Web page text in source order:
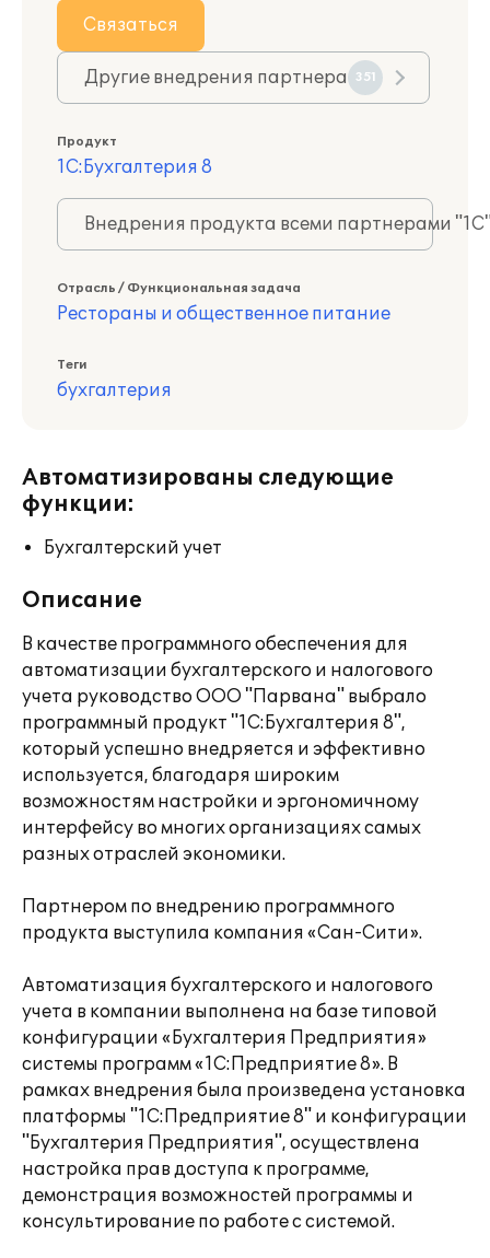
Связаться
Другие внедрения партнера 351
Продукт
1С:Бухгалтерия 8
Внедрения продукта всеми партнерами
Отрасль / Функциональная задача
Рестораны и общественное питание
Теги
бухгалтерия
Автоматизированы следующие
функции:
Бухгалтерский учет
Описание
В качестве программного обеспечения для
автоматизации бухгалтерского и налогового
учета руководство ООО "Парвана" выбрало
программный продукт "1С:Бухгалтерия 8",
который успешно внедряется и эффективно
используется, благодаря широким
возможностям настройки и эргономичному
интерфейсу во многих организациях самых
разных отраслей экономики.
Партнером по внедрению программного
продукта выступила компания «Сан-Сити».
Автоматизация бухгалтерского и налогового
учета в компании выполнена на базе типовой
конфигурации «Бухгалтерия Предприятия»
системы программ «1С:Предприятие 8». В
рамках внедрения была произведена установка
платформы "1С:Предприятие 8" и конфигурации
"Бухгалтерия Предприятия", осуществлена
настройка прав доступа к программе,
демонстрация возможностей программы и
консультирование по работе с системой.